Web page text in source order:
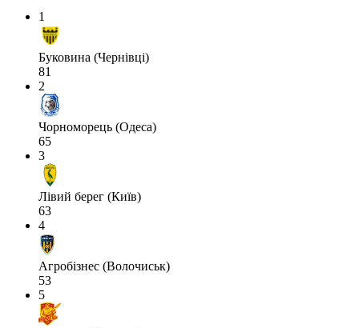
1
Буковина (Чернівці)
81
2
Чорноморець (Одеса)
65
3
Лівий берег (Київ)
63
4
Агробізнес (Волочиськ)
53
5